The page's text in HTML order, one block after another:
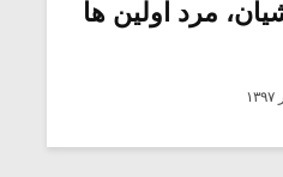
مرد اولین ها